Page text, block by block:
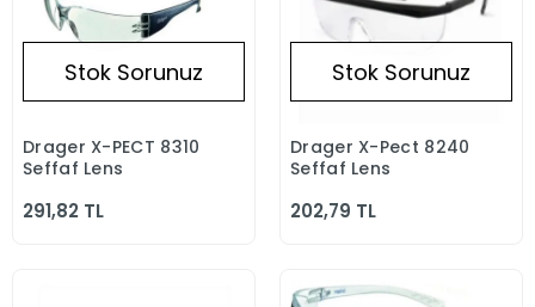
Stokta Yok
Stok Sorunuz
Drager X-PECT 8310
Şeffaf Lens
291,82 TL
Stokta Yok
Stok Sorunuz
Drager X-Pect 8240
Şeffaf Lens
202,79 TL